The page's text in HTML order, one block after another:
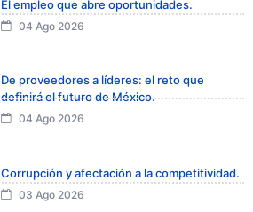
El empleo que abre oportunidades.
04 Ago 2026
De proveedores a líderes: el reto que
definirá el futuro de México.
04 Ago 2026
Corrupción y afectación a la competitividad.
03 Ago 2026